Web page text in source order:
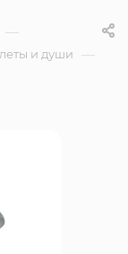
—
и души —